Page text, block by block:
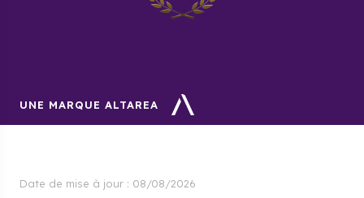
UNE MARQUE ALTAREA
Date de mise à jour : 08/08/2026